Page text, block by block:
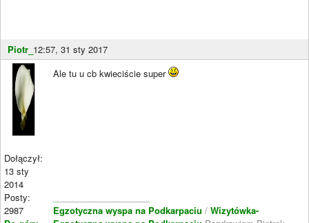
Piotr_ 12:57, 31 sty 2017
Dołączył:
13 sty
2014
Posty:
2987
Ale tu u cb kwieciście super
Egzotyczna wyspa na Podkarpaciu / Wizytówka-